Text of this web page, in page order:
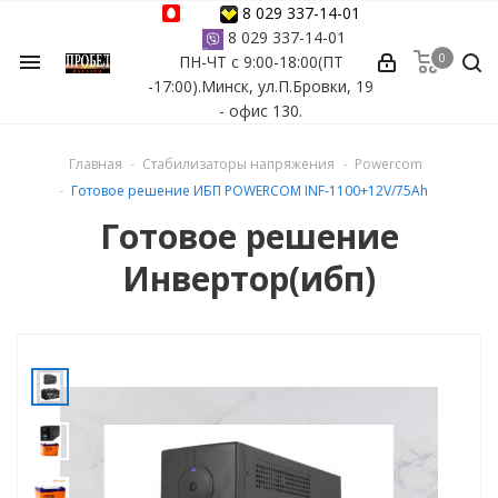
menu
8 029 337-14-01
8 029 337-14-01
ПН-ЧТ с 9:00-18:00(ПТ
-17:00).Минск, ул.П.Бровки, 19
- офис 130.
0
Главная Стабилизаторы напряжения
Powercom
Готовое решение ИБП POWERCOM INF-1100+12V/75Ah
Готовое решение
Инвертор(ибп)